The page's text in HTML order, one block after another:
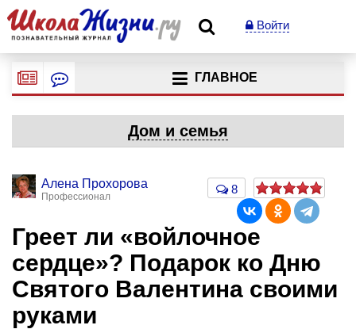
Войти
ГЛАВНОЕ
Дом и семья
Алена Прохорова
Профессионал
8
Греет ли «войлочное
сердце»? Подарок ко Дню
Святого Валентина своими
руками